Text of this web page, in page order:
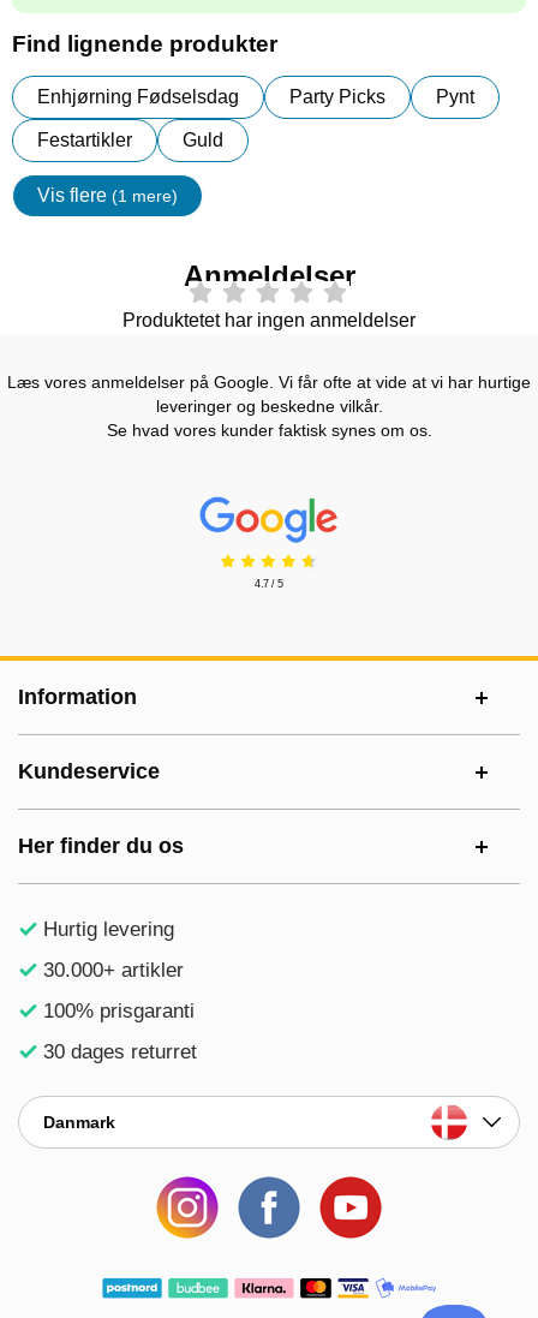
Find lignende produkter
Enhjørning Fødselsdag Party Picks Pynt
Festartikler Guld
Vis flere (1 mere)
Egenskaper
Anmeldelser
Produktetet har ingen anmeldelser
Læs vores anmeldelser på Google. Vi får ofte at vide at vi har hurtige
leveringer og beskedne vilkår.
Se hvad vores kunder faktisk synes om os.
Prisjakt Anmeldelser: 4.7 Stjerne
4.7 / 5
Information
Kundeservice
Her finder du os
Hurtig levering
30.000+ artikler
100% prisgaranti
30 dages returret
Danmark